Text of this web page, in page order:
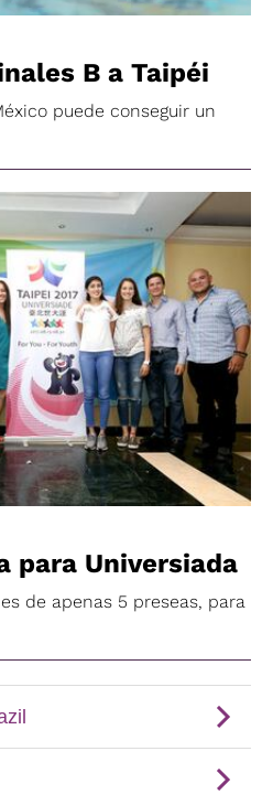
B a Taipéi
puede conseguir un
para Universiada
de apenas 5 preseas, para